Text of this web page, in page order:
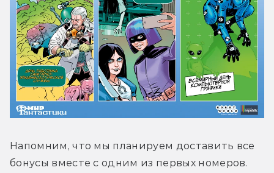
Напомним, что мы планируем доставить все
бонусы вместе с одним из первых номеров.